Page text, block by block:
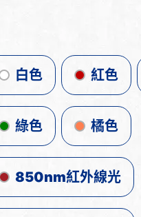
白色 紅色
綠色 橘色
850nm紅外線光